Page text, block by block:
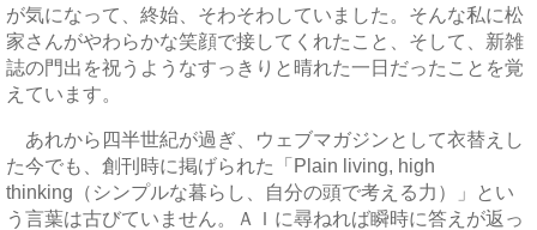
が気になって、終始、そわそわしていました。そんな私に松
家さんがやわらかな笑顔で接してくれたこと、そして、新雑
誌の門出を祝うようなすっきりと晴れた一日だったことを覚
えています。
あれから四半世紀が過ぎ、ウェブマガジンとして衣替えし
た今でも、創刊時に掲げられた「Plain living, high
thinking（シンプルな暮らし、自分の頭で考える力）」とい
う言葉は古びていません。ＡＩに尋ねれば瞬時に答えが返っ